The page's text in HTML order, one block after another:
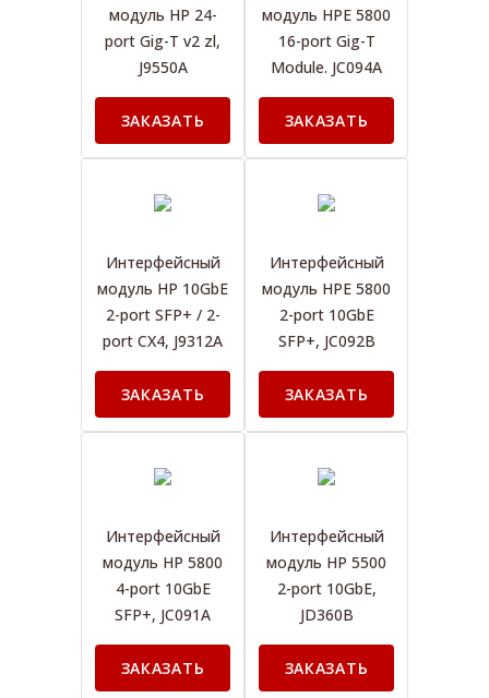
модуль HP 24-
port Gig-T v2 zl,
J9550A
ЗАКАЗАТЬ
модуль HPE 5800
16-port Gig-T
Module. JC094A
ЗАКАЗАТЬ
Интерфейсный
модуль HP 10GbE
2-port SFP+ / 2-
port CX4, J9312A
ЗАКАЗАТЬ
Интерфейсный
модуль HPE 5800
2-port 10GbE
SFP+, JC092B
ЗАКАЗАТЬ
Интерфейсный
модуль HP 5800
4-port 10GbE
SFP+, JC091A
ЗАКАЗАТЬ
Интерфейсный
модуль HP 5500
2-port 10GbE,
JD360B
ЗАКАЗАТЬ